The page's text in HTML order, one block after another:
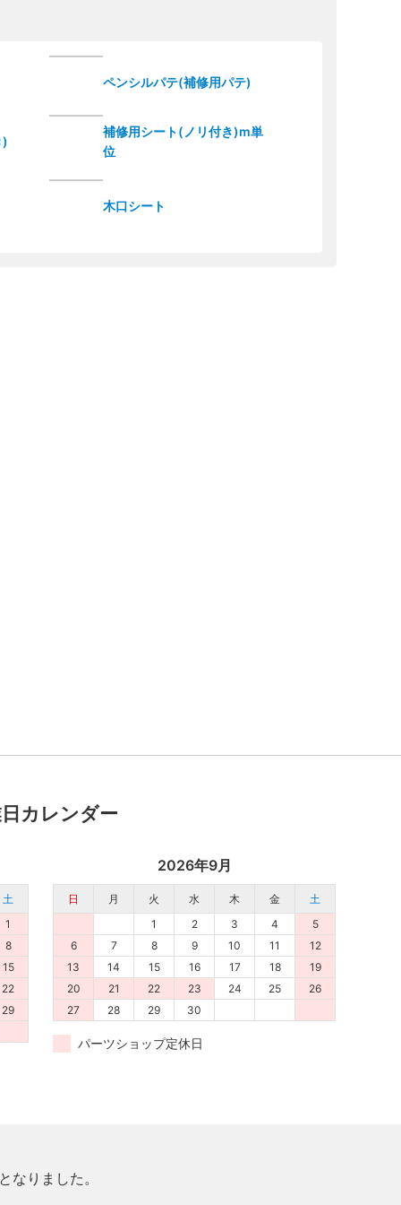
ペンシルパテ(補修用パテ)
補修用シート(ノリ付き)m単
位
木口シート
カレンダー
土
1
8
15
22
29
2026年9月
日 月 火 水 木 金
土
1
2 3 4
5
6
7 8 9 10 11
12
13
14 15 16 17 18
19
20
21 22 23 24 25
26
27
28 29 30
パーツショップ定休日
りました。